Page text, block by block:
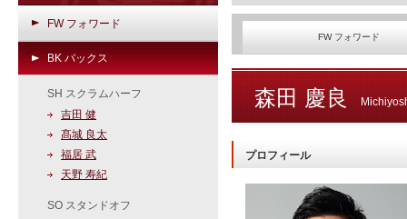
FW フォワード
BK バックス
SH スクラムハーフ
吉田 健
髙城 良太
福居 武
天野 寿紀
SO スタンドオフ
FW フォワード
森田 慶良
プロフィール